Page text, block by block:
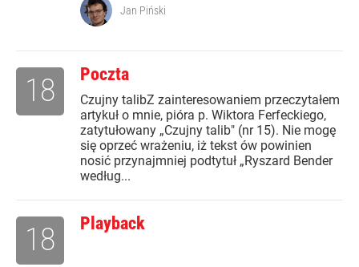
Jan Piński
Poczta
Czujny talibZ zainteresowaniem przeczytałem
artykuł o mnie, pióra p. Wiktora Ferfeckiego,
zatytułowany „Czujny talib" (nr 15). Nie mogę
się oprzeć wrażeniu, iż tekst ów powinien
nosić przynajmniej podtytuł „Ryszard Bender
według...
18
Playback
18